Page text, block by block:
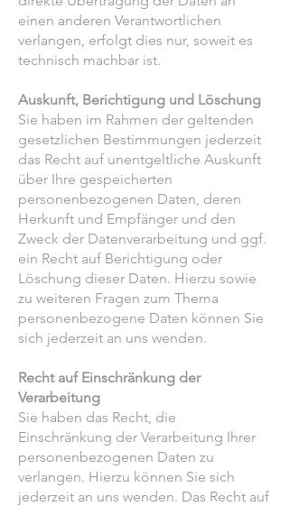
einen anderen Verantwortlichen
verlangen, erfolgt dies nur, soweit es
technisch machbar ist.
Auskunft, Berichtigung und Löschung
Sie haben im Rahmen der geltenden
gesetzlichen Bestimmungen jederzeit
das Recht auf unentgeltliche Auskunft
über Ihre gespeicherten
personenbezogenen Daten, deren
Herkunft und Empfänger und den
Zweck der Datenverarbeitung und ggf.
ein Recht auf Berichtigung oder
Löschung dieser Daten. Hierzu sowie
zu weiteren Fragen zum Thema
personenbezogene Daten können Sie
sich jederzeit an uns wenden.
Recht auf Einschränkung der
Verarbeitung
Sie haben das Recht, die
Einschränkung der Verarbeitung Ihrer
personenbezogenen Daten zu
verlangen. Hierzu können Sie sich
jederzeit an uns wenden. Das Recht auf